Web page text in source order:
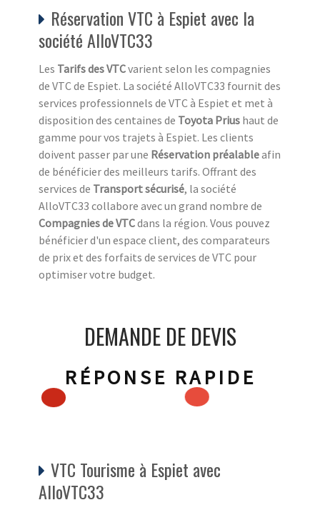
Réservation VTC à Espiet avec la
société AlloVTC33
Les Tarifs des VTCvarient selon les compagnies
de VTC de Espiet. La société AlloVTC33 fournit des
services professionnels de VTC à Espiet et met à
disposition des centaines de Toyota Prius haut de
gamme pour vos trajets à Espiet. Les clients
doivent passer par une Réservation préalableafin
de bénéficier des meilleurs tarifs. Offrant des
services de Transport sécurisé, la société
AlloVTC33 collabore avec un grand nombre de
Compagnies de VTCdans la région. Vous pouvez
bénéficier d'un espace client, des comparateurs
de prix et des forfaits de services de VTC pour
optimiser votre budget.
DEMANDE DE DEVIS
RÉPONSE RAPIDE
VTC Tourisme à Espiet avec
AlloVTC33